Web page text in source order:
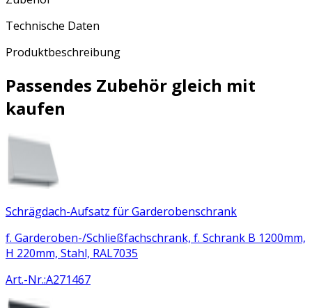
Technische Daten
Produktbeschreibung
Passendes Zubehör gleich mit
kaufen
Schrägdach-Aufsatz für Garderobenschrank
f. Garderoben-/Schließfachschrank, f. Schrank B 1200mm,
H 220mm, Stahl, RAL7035
Art.-Nr.:A271467